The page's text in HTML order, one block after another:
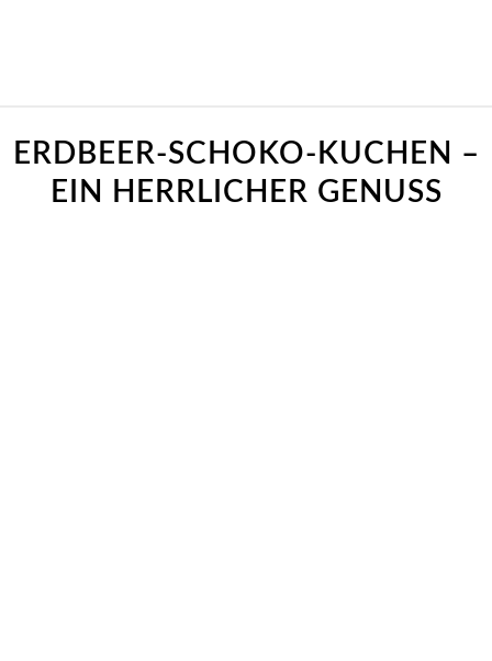
ERDBEER-SCHOKO-KUCHEN –
EIN HERRLICHER GENUSS
sagt:
sagt:
sagt: